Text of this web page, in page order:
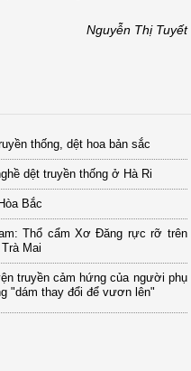
Nguyễn Thị Tuyết
thống, dệt hoa bản sắc
dệt truyền thống ở Hà Ri
Bắc
Thổ cẩm Xơ Đăng rực rỡ trên
Mai
truyền cảm hứng của người phụ
"dám thay đổi để vươn lên"